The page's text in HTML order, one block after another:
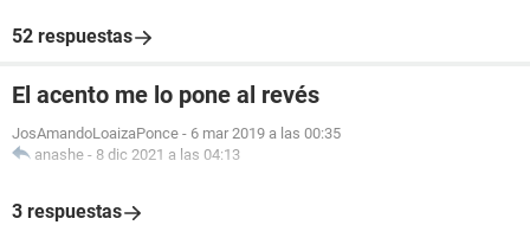
52 respuestas
El acento me lo pone al revés
JosAmandoLoaizaPonce - 6 mar 2019 a las 00:35
anashe - 8 dic 2021 a las 04:13
3 respuestas